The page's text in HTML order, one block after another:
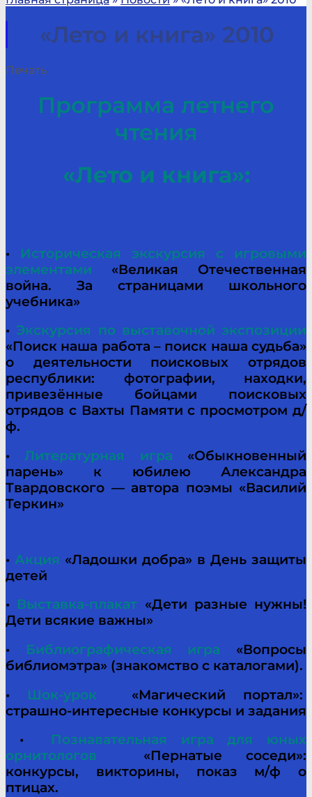
«Лето и книга» 2010
Печать
Программа летнего
чтения
«Лето и книга»:
• Историческая экскурсия с игровыми
элементами «Великая Отечественная
война. За страницами школьного
учебника»
• Экскурсия по выставочной экспозиции
«Поиск наша работа – поиск наша судьба»
о деятельности поисковых отрядов
республики: фотографии, находки,
привезённые бойцами поисковых
отрядов с Вахты Памяти с просмотром д/
ф.
•Литературная игра «Обыкновенный
парень» к юбилею Александра
Твардовского — автора поэмы «Василий
Теркин»
• Акция «Ладошки добра» в День защиты
детей
• Выставка-плакат «Дети разные нужны!
Дети всякие важны»
•
Библиографическая игра «Вопросы
библиомэтра» (знакомство с каталогами).
• Шок-урок «Магический портал»:
страшно-интересные конкурсы и задания
• Познавательная игра для юных
орнитологов «Пернатые соседи»:
конкурсы, викторины, показ м/ф о
птицах.